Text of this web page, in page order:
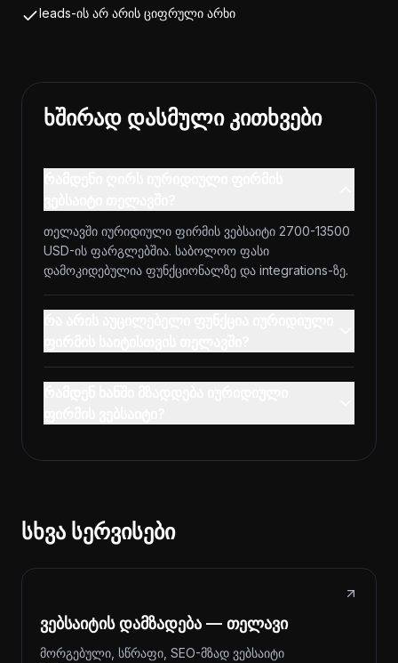
leads-ის არ არის ციფრული არხი
ხშირად დასმული კითხვები
თელავში იურიდიული ფირმის ვებსაიტი 2700-13500
USD-ის ფარგლებშია. საბოლოო ფასი
დამოკიდებულია ფუნქციონალზე და integrations-ზე.
სხვა სერვისები
ვებსაიტის დამზადება — თელავი
მორგებული, სწრაფი, SEO-მზად ვებსაიტი